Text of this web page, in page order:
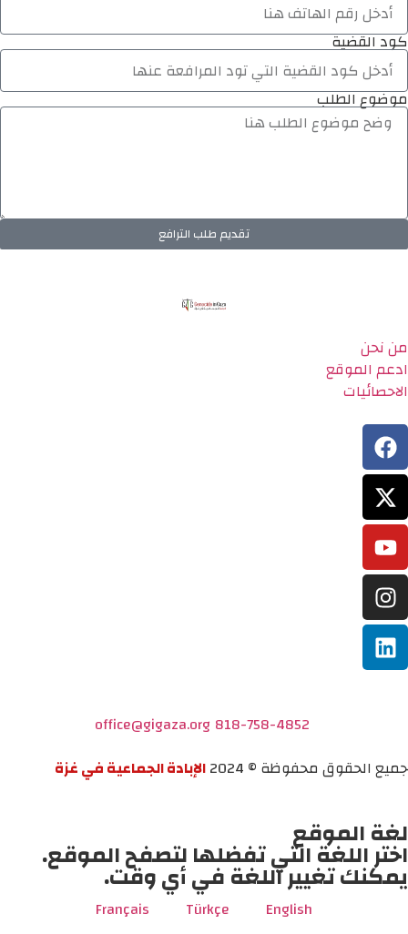
كود القضية
موضوع الطلب
تقديم طلب الترافع
من نحن
ادعم الموقع
الاحصائيات
818-758-4852
office@gigaza.org
جميع الحقوق محفوظة © 2024
الإبادة الجماعية في غزة
لغة الموقع
اختر اللغة التي تفضلها لتصفح الموقع.
يمكنك تغيير اللغة في أي وقت.
English
Türkçe
Français